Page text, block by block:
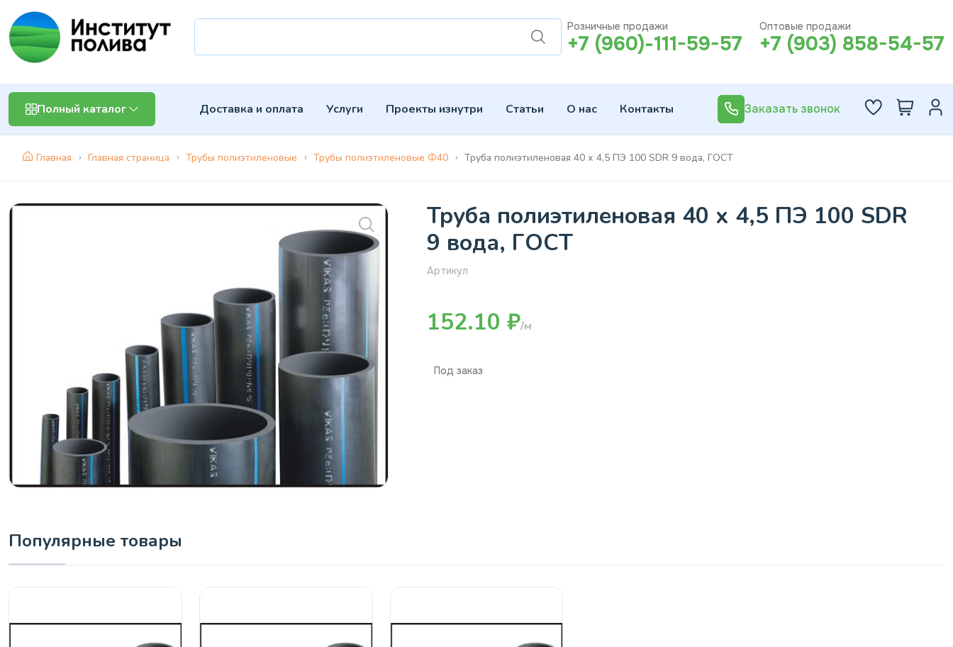
Розничные продажи
+7 (960)-111-59-57
Оптовые продажи
+7 (903) 858-54-57
Полный каталог Доставка и оплата Услуги Проекты изнутри Статьи О нас Контакты Заказать звонок
Главная Главная страница Трубы полиэтиленовые Трубы полиэтиленовые Ф40 Труба полиэтиленовая 40 х 4,5 ПЭ 100 SDR 9 вода, ГОСТ
Труба полиэтиленовая 40 х 4,5 ПЭ 100 SDR
9 вода, ГОСТ
Артикул
152.10 ₽/м
Под заказ
Популярные товары